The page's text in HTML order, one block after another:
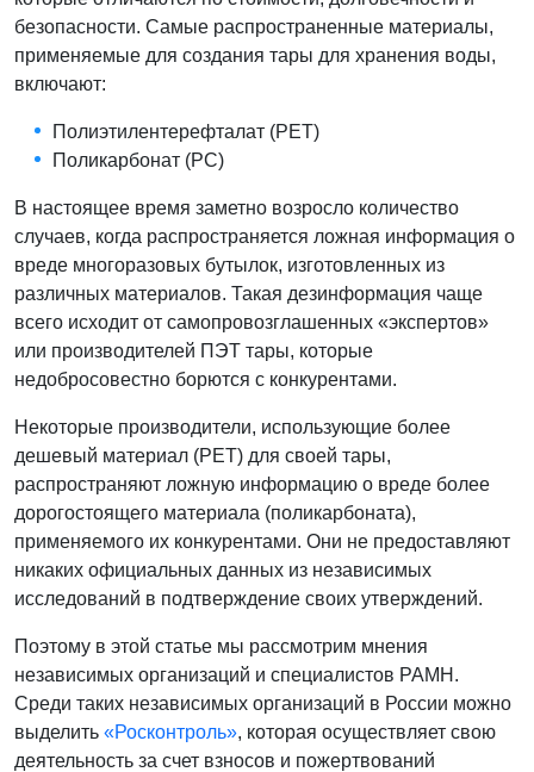
безопасности. Самые распространенные материалы,
применяемые для создания тары для хранения воды,
включают:
Полиэтилентерефталат (PET)
Поликарбонат (PC)
В настоящее время заметно возросло количество
случаев, когда распространяется ложная информация о
вреде многоразовых бутылок, изготовленных из
различных материалов. Такая дезинформация чаще
всего исходит от самопровозглашенных «экспертов»
или производителей ПЭТ тары, которые
недобросовестно борются с конкурентами.
Некоторые производители, использующие более
дешевый материал (PET) для своей тары,
распространяют ложную информацию о вреде более
дорогостоящего материала (поликарбоната),
применяемого их конкурентами. Они не предоставляют
никаких официальных данных из независимых
исследований в подтверждение своих утверждений.
Поэтому в этой статье мы рассмотрим мнения
независимых организаций и специалистов РАМН.
Среди таких независимых организаций в России можно
выделить «Росконтроль», которая осуществляет свою
деятельность за счет взносов и пожертвований